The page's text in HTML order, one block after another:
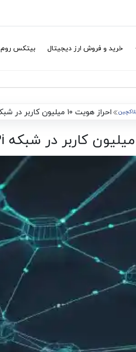
خرید و فروش ارز دیجیتال بیتکس روم
احراز هویت ۱۰ میلیون کاربر در شبکه Pi